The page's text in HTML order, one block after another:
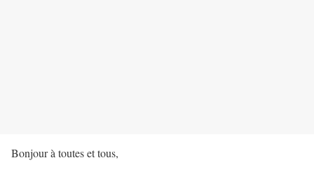
Bonjour à toutes et tous,